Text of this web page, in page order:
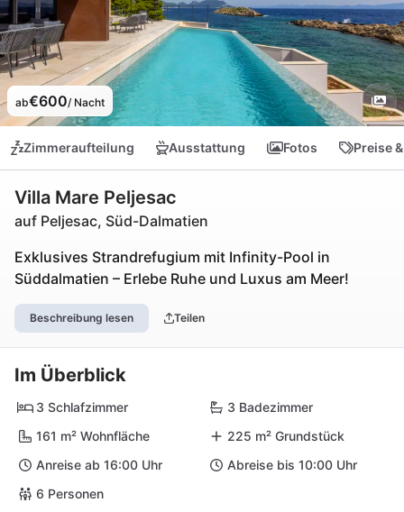
ab€600/ Nacht
Zimmeraufteilung Ausstattung Fotos Preise
Villa Mare Peljesac
auf Peljesac, Süd-Dalmatien
Exklusives Strandrefugium mit Infinity-Pool in
Süddalmatien – Erlebe Ruhe und Luxus am Meer!
Beschreibung lesen Teilen
Im Überblick
3 Schlafzimmer
3 Badezimmer
161 m² Wohnfläche
225 m² Grundstück
Anreise ab 16:00 Uhr
Abreise bis 10:00 Uhr
6 Personen